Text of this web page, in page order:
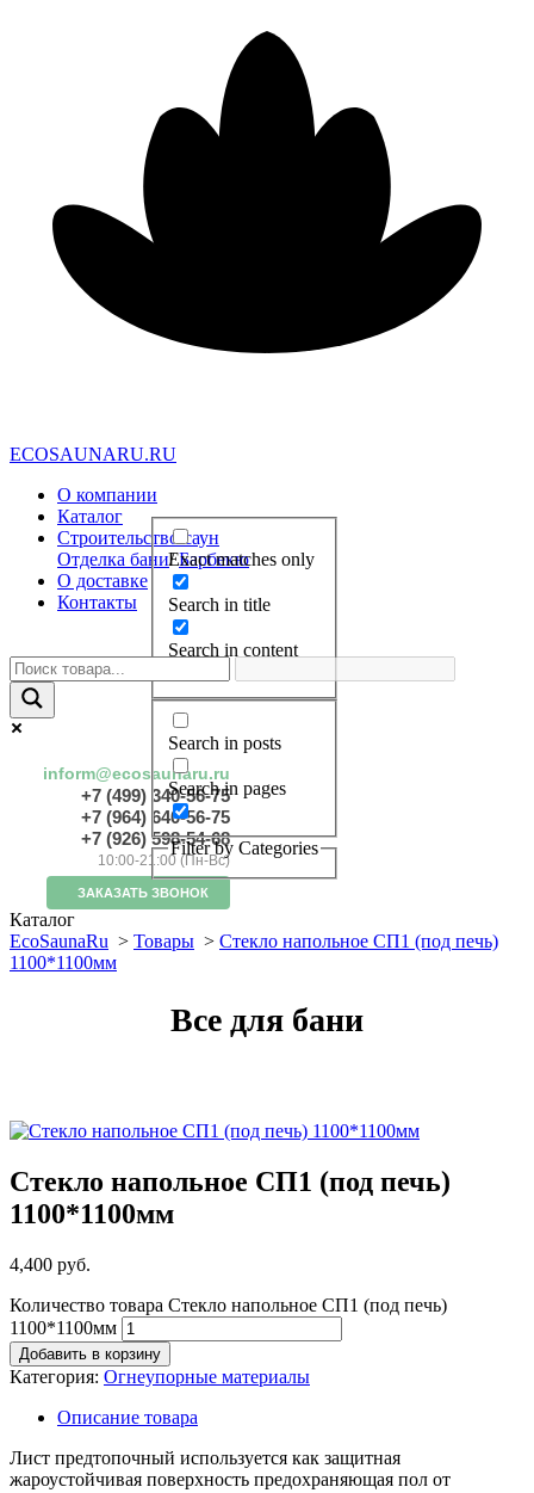
ECOSAUNARU.RU
О компании
Каталог
Строительство саун
Отделка бани/Барбекю
О доставке
Контакты
Exact matches only
Search in title
Search in content
Search in posts
Search in pages
Filter by Categories
inform@ecosaunaru.ru
+7 (499) 340-56-75
+7 (964) 640-56-75
+7 (926) 598-54-68
10:00-21:00 (Пн-Вс)
ЗАКАЗАТЬ ЗВОНОК
Каталог
EcoSaunaRu > Товары > Стекло напольное СП1 (под печь)
1100*1100мм
Все для бани
Стекло напольное СП1 (под печь)
1100*1100мм
4,400 руб.
Количество товара Стекло напольное СП1 (под печь)
1100*1100мм
Добавить в корзину
Категория: Огнеупорные материалы
Описание товара
Лист предтопочный используется как защитная
жароустойчивая поверхность предохраняющая пол от